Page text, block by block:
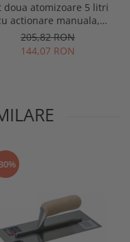
doua atomizoare 5 litri
actionare manuala,
Spear & Jackson
205,82 RON
144,07 RON